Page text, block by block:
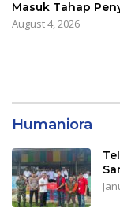
Masuk Tahap
August 4, 2026
Humaniora